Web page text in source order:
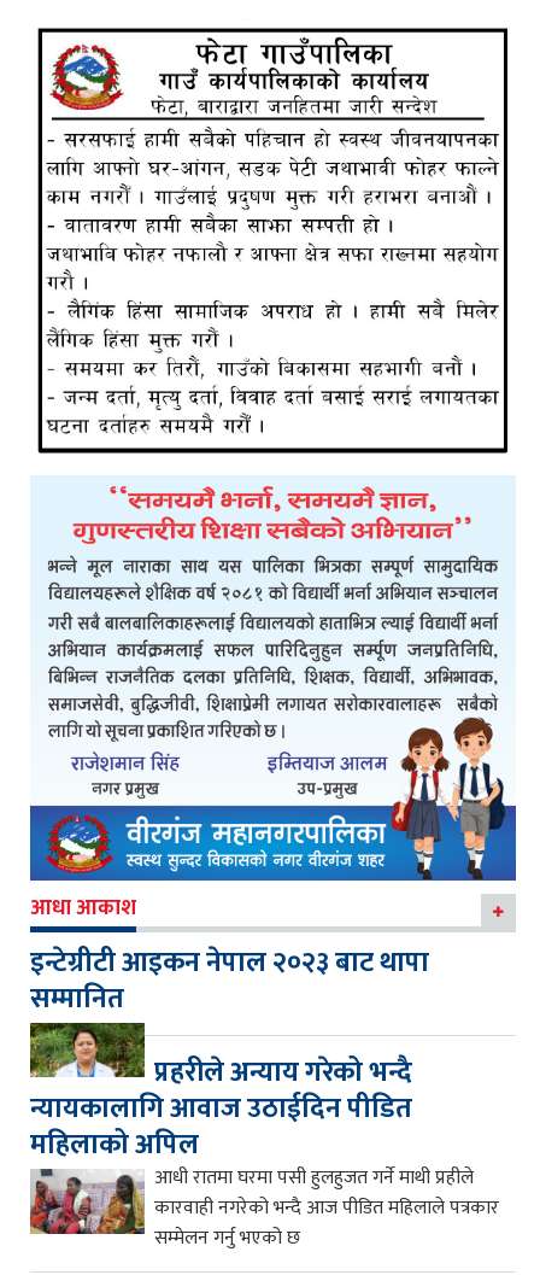
आधा आकाश
इन्टेग्रीटी आइकन नेपाल २०२३ बाट थापा
सम्मानित
प्रहरीले अन्याय गरेको भन्दै
न्यायकालागि आवाज उठाईदिन पीडित
महिलाको अपिल
आधी रातमा घरमा पसी हुलहुजत गर्ने माथी प्रहीले
कारवाही नगरेको भन्दै आज पीडित महिलाले पत्रकार
सम्मेलन गर्नु भएको छ